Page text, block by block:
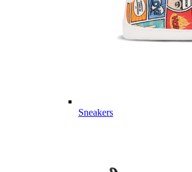
Sneakers